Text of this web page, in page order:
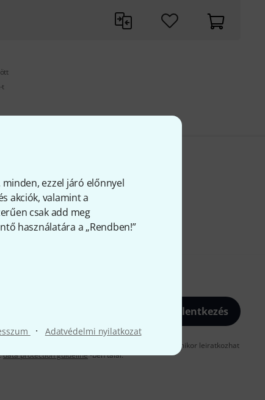
ezzel járó előnnyel
akciók, valamint a
csak add meg
használatára a „Rendben!”
· Adatvédelmi nyilatkozat
t
Bejelentkezés
hogy e-mailben küldjünk önnek hirdetéseket. Bármikor leiratkozhat
data protection guideline-ben talál.